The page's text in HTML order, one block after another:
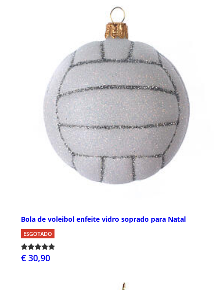
Bola de voleibol enfeite vidro soprado para Natal
ESGOTADO
€ 30,90